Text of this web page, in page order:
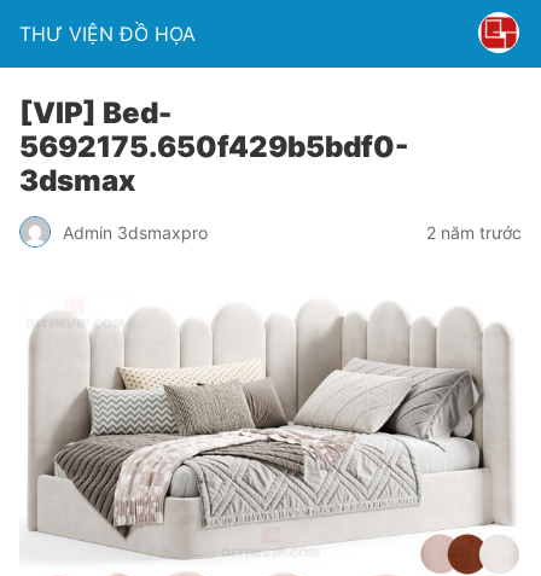
THƯ VIỆN ĐỒ HỌA
[VIP] Bed-
5692175.650f429b5bdf0-
3dsmax
Admin 3dsmaxpro 2 năm trước